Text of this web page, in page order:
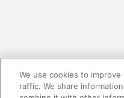
We use cookies to
raffic. We share